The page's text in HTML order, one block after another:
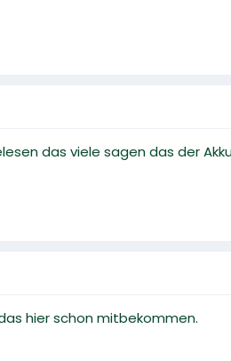
das viele sagen das der
hier schon mitbekommen.